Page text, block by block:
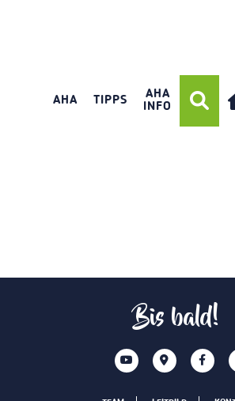
AHA TIPPS
AHA
INFO
Bis bald!